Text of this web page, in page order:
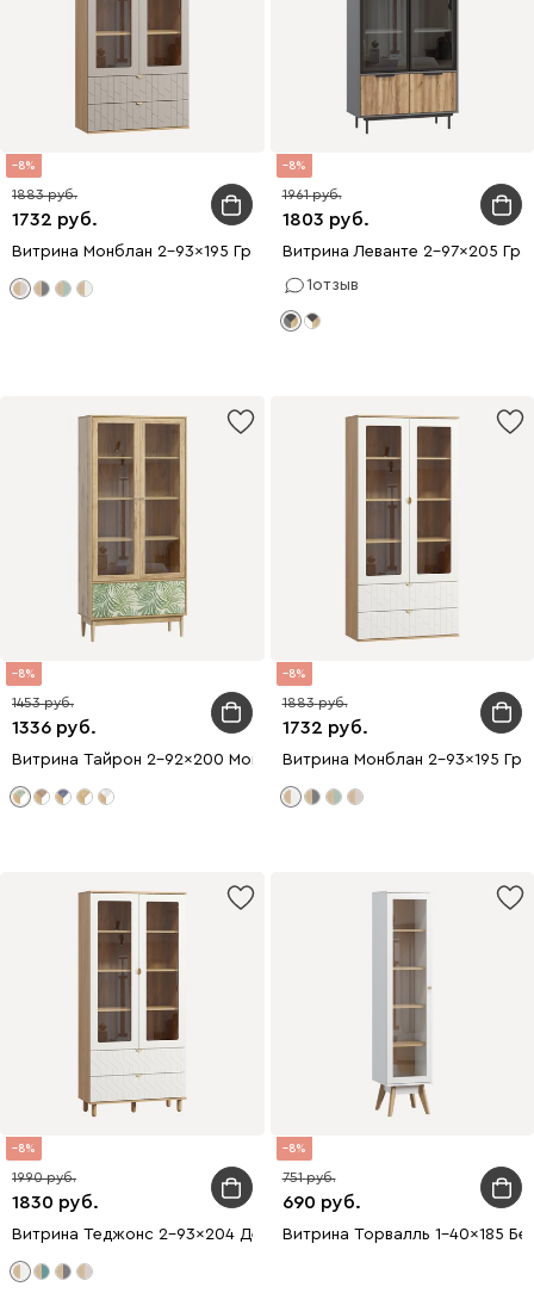
8
1732
1883
Витрина Монблан 2-93x195 Грань Латте
8
1803
1961
Витрина Леванте 2-97x205
1отзыв
8
1336
1453
Витрина Тайрон 2-92x200 Монстера ​
8
1732
1883
Витрина Монблан 2-93x195
8
1830
1990
Витрина Теджонс 2-93x204 Деко Белый
8
690
751
Витрина Торвалль 1-40x185